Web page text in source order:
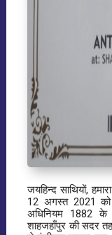
जयहिन्द साथियों,
12 अगस्त 2021 को
अधिनियम 1882
शाहजहाँपुर की सदर